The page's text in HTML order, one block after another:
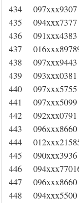
434
435
436
437
438
439
440
441
442
443
444
445
446
447
448